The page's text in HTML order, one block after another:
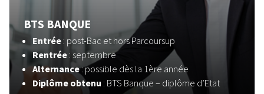
BTS BANQUE
Entrée : post-Bac et hors Parcoursup
Rentrée : septembre
Alternance: possible dès la 1ère année
Diplôme obtenu : BTS Banque – diplôme d’Etat